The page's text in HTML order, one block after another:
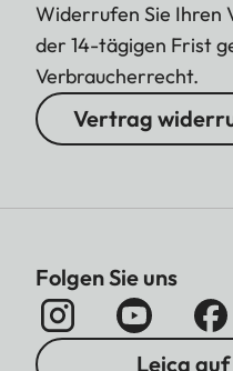
Widerrufen Sie Ihren
der 14-tägigen Frist
Verbraucherrecht.
Vertrag
Folgen Sie uns
Leica